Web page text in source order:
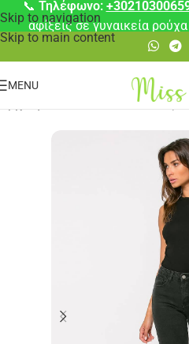
Skip to navigation
Skip to main content
📞 Τηλέφωνο:
αφίξεις σε γυναικεία
MENU
Παντελόνια/Τζιν